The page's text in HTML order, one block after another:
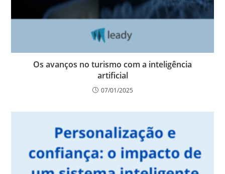
Os avanços no turismo com a inteligência
artificial
07/01/2025